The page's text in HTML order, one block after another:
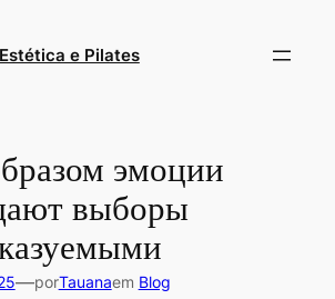
e Pilates
эмоции
выборы
—porTauanaem Blog